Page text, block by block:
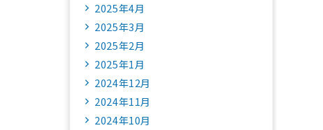
2025年4月
2025年3月
2025年2月
2025年1月
2024年12月
2024年11月
2024年10月